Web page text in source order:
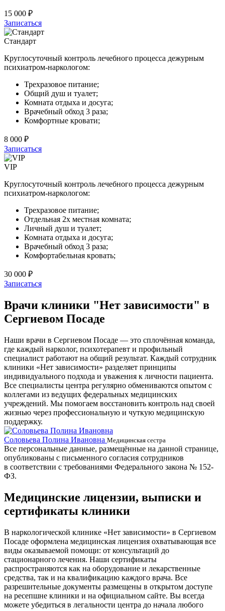
15 000 ₽
Записаться
Стандарт
Круглосуточный контроль лечебного процесса дежурным
психиатром-наркологом:
Трехразовое питание;
Общий душ и туалет;
Комната отдыха и досуга;
Врачебный обход 3 раза;
Комфортные кровати;
8 000 ₽
Записаться
VIP
Круглосуточный контроль лечебного процесса дежурным
психиатром-наркологом:
Трехразовое питание;
Отдельная 2х местная комната;
Личный душ и туалет;
Комната отдыха и досуга;
Врачебный обход 3 раза;
Комфортабельная кровать;
30 000 ₽
Записаться
Врачи клиники "Нет зависимости" в
Сергиевом Посаде
Наши врачи в Сергиевом Посаде — это сплочённая команда,
где каждый нарколог, психотерапевт и профильный
специалист работают на общий результат. Каждый сотрудник
клиники «Нет зависимости» разделяет принципы
индивидуального подхода и уважения к личности пациента.
Все специалисты центра регулярно обмениваются опытом с
коллегами из ведущих федеральных медицинских
учреждений. Мы помогаем восстановить контроль над своей
жизнью через профессиональную и чуткую медицинскую
поддержку.
Соловьева Полина Ивановна Медицинская сестра
Все персональные данные, размещённые на данной странице,
опубликованы с письменного согласия сотрудников
в соответствии с требованиями Федерального закона № 152-
ФЗ.
Медицинские лицензии, выписки и
сертификаты клиники
В наркологической клинике «Нет зависимости» в Сергиевом
Посаде оформлена медицинская лицензия охватывающая все
виды оказываемой помощи: от консультаций до
стационарного лечения. Наши сертификаты
распространяются как на оборудование и лекарственные
средства, так и на квалификацию каждого врача. Все
разрешительные документы размещены в открытом доступе
на ресепшне клиники и на официальном сайте. Вы всегда
можете убедиться в легальности центра до начала любого